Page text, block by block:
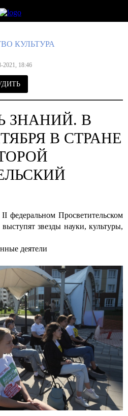
КУЛЬТУРА
2021, 18:46
ЗНАНИЙ. В
В СТРАНЕ
федеральном Просветительском
звезды науки, культуры,
деятели